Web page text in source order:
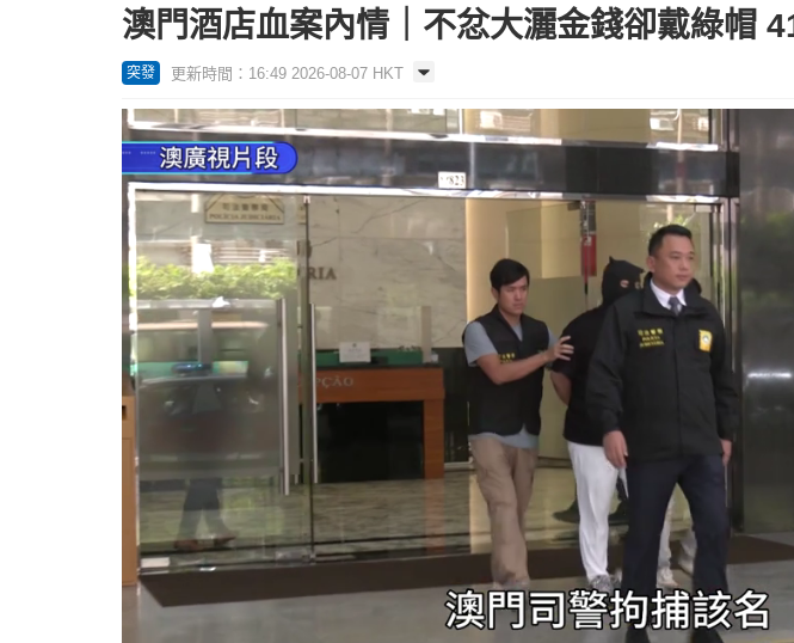
澳門酒店血案內情｜不忿大灑金錢卻戴綠帽
突發 更新時間：16:49 2026-08-07 HKT